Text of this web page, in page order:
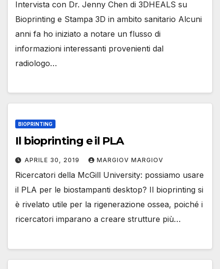
Intervista con Dr. Jenny Chen di 3DHEALS su
Bioprinting e Stampa 3D in ambito sanitario Alcuni
anni fa ho iniziato a notare un flusso di
informazioni interessanti provenienti dal
radiologo…
BIOPRINTING
Il bioprinting e il PLA
APRILE 30, 2019 MARGIOV MARGIOV
Ricercatori della McGill University: possiamo usare
il PLA per le biostampanti desktop? Il bioprinting si
è rivelato utile per la rigenerazione ossea, poiché i
ricercatori imparano a creare strutture più…